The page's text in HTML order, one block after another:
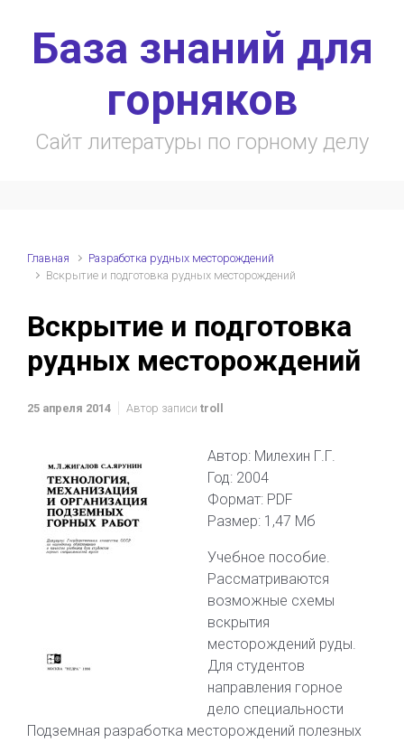
База знаний для
горняков
Сайт литературы по горному делу
Главная
Разработка рудных месторождений
Вскрытие и подготовка рудных месторождений
Вскрытие и подготовка
рудных месторождений
25 апреля 2014 Автор записи troll
Автор: Милехин Г.Г.
Год: 2004
Формат: PDF
Размер: 1,47 Мб
Учебное пособие.
Рассматриваются
возможные схемы
вскрытия
месторождений руды.
Для студентов
направления горное
дело специальности
Подземная разработка месторождений полезных